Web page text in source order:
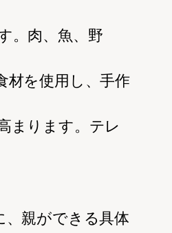
。肉、魚、野
材を使用し、手作
まります。テレ
親ができる具体